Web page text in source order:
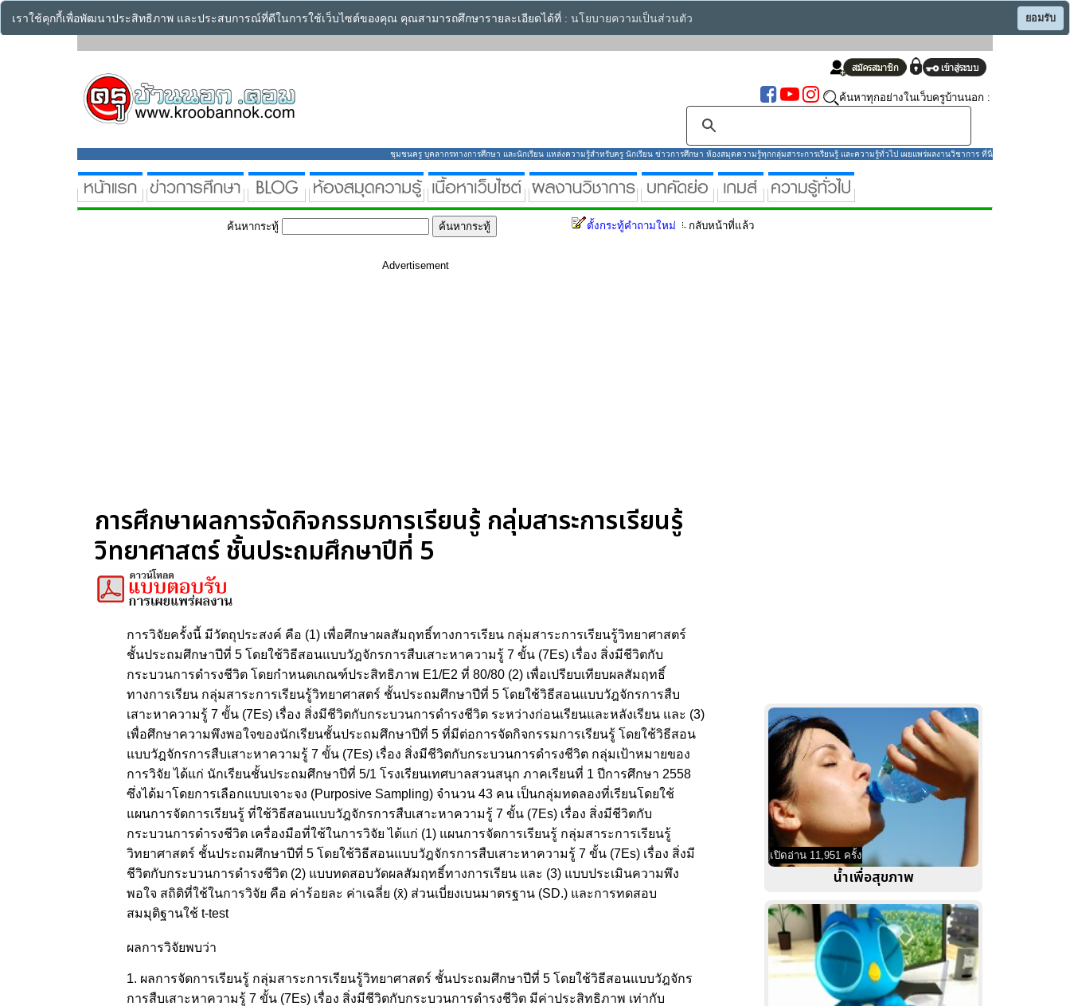
เราใช้คุกกี้เพื่อพัฒนาประสิทธิภาพ และประสบการณ์ที่ดีในการใช้เว็บไซต์ของคุณ คุณสามารถศึกษารายละเอียดได้ที่ : นโยบายความเป็นส่วนตัว ยอมรับ
ค้นหาทุกอย่างในเว็บครูบ้านนอก :
ชุมชนครู บุคลากรทางการศึกษา และนักเรียน แหล่งความรู้สำหรับครู นักเรียน ข่าวการศึกษา ห้องสมุดความรู้ทุกกลุ่มสาระการเรียนรู้ และความรู้ทั่วไป เผยแพร่ผลงานวิชาการ ที่นี่
ค้นหากระทู้ ตั้งกระทู้คำถามใหม่ กลับหน้าที่แล้ว
Advertisement
การศึกษาผลการจัดกิจกรรมการเรียนรู้ กลุ่มสาระการเรียนรู้
วิทยาศาสตร์ ชั้นประถมศึกษาปีที่ 5
การวิจัยครั้งนี้ มีวัตถุประสงค์ คือ (1) เพื่อศึกษาผลสัมฤทธิ์ทางการเรียน กลุ่มสาระการเรียนรู้วิทยาศาสตร์
ชั้นประถมศึกษาปีที่ 5 โดยใช้วิธีสอนแบบวัฎจักรการสืบเสาะหาความรู้ 7 ขั้น (7Es) เรื่อง สิ่งมีชีวิตกับ
กระบวนการดำรงชีวิต โดยกำหนดเกณฑ์ประสิทธิภาพ E1/E2 ที่ 80/80 (2) เพื่อเปรียบเทียบผลสัมฤทธิ์
ทางการเรียน กลุ่มสาระการเรียนรู้วิทยาศาสตร์ ชั้นประถมศึกษาปีที่ 5 โดยใช้วิธีสอนแบบวัฎจักรการสืบ
เสาะหาความรู้ 7 ขั้น (7Es) เรื่อง สิ่งมีชีวิตกับกระบวนการดำรงชีวิต ระหว่างก่อนเรียนและหลังเรียน และ (3)
เพื่อศึกษาความพึงพอใจของนักเรียนชั้นประถมศึกษาปีที่ 5 ที่มีต่อการจัดกิจกรรมการเรียนรู้ โดยใช้วิธีสอน
แบบวัฎจักรการสืบเสาะหาความรู้ 7 ขั้น (7Es) เรื่อง สิ่งมีชีวิตกับกระบวนการดำรงชีวิต กลุ่มเป้าหมายของ
การวิจัย ได้แก่ นักเรียนชั้นประถมศึกษาปีที่ 5/1 โรงเรียนเทศบาลสวนสนุก ภาคเรียนที่ 1 ปีการศึกษา 2558
ซึ่งได้มาโดยการเลือกแบบเจาะจง (Purposive Sampling) จำนวน 43 คน เป็นกลุ่มทดลองที่เรียนโดยใช้
แผนการจัดการเรียนรู้ ที่ใช้วิธีสอนแบบวัฎจักรการสืบเสาะหาความรู้ 7 ขั้น (7Es) เรื่อง สิ่งมีชีวิตกับ
กระบวนการดำรงชีวิต เครื่องมือที่ใช้ในการวิจัย ได้แก่ (1) แผนการจัดการเรียนรู้ กลุ่มสาระการเรียนรู้
วิทยาศาสตร์ ชั้นประถมศึกษาปีที่ 5 โดยใช้วิธีสอนแบบวัฎจักรการสืบเสาะหาความรู้ 7 ขั้น (7Es) เรื่อง สิ่งมี
ชีวิตกับกระบวนการดำรงชีวิต (2) แบบทดสอบวัดผลสัมฤทธิ์ทางการเรียน และ (3) แบบประเมินความพึง
พอใจ สถิติที่ใช้ในการวิจัย คือ ค่าร้อยละ ค่าเฉลี่ย (x̄) ส่วนเบี่ยงเบนมาตรฐาน (SD.) และการทดสอบ
สมมุติฐานใช้ t-test
ผลการวิจัยพบว่า
1. ผลการจัดการเรียนรู้ กลุ่มสาระการเรียนรู้วิทยาศาสตร์ ชั้นประถมศึกษาปีที่ 5 โดยใช้วิธีสอนแบบวัฎจักร
การสืบเสาะหาความรู้ 7 ขั้น (7Es) เรื่อง สิ่งมีชีวิตกับกระบวนการดำรงชีวิต มีค่าประสิทธิภาพ เท่ากับ
เปิดอ่าน 11,951 ครั้ง
น้ำเพื่อสุขภาพ